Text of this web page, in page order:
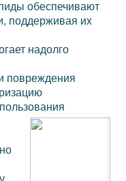
обеспечивают
поддерживая их
надолго
повреждения